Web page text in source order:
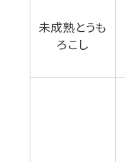
未成熟とうも
ろこし